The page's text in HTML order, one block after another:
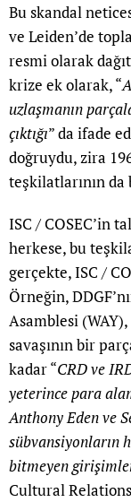
Bu skandal
ve Leiden’de
resmi olarak
krize ek olarak, “
uzlaşmanın
çıktığı” da ifade
doğruydu, zira
teşkilatlarının
ISC / COSEC’in
herkese, bu
gerçekte, ISC /
Örneğin,
Asamblesi
savaşının bir
kadar “CRD ve
yeterince para
Anthony Eden ve
sübvansiyonların
bitmeyen
Cultural